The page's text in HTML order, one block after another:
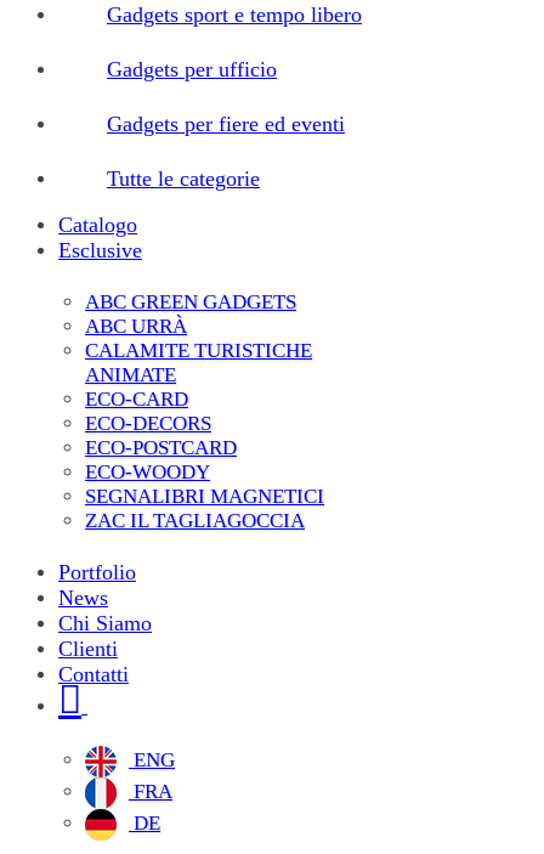
Gadgets sport e tempo libero
Gadgets per ufficio
Gadgets per fiere ed eventi
Tutte le categorie
Catalogo
Esclusive
ABC GREEN GADGETS
ABC URRÀ
CALAMITE TURISTICHE
ANIMATE
ECO-CARD
ECO-DECORS
ECO-POSTCARD
ECO-WOODY
SEGNALIBRI MAGNETICI
ZAC IL TAGLIAGOCCIA
Portfolio
News
Chi Siamo
Clienti
Contatti
ENG
FRA
DE